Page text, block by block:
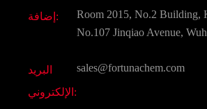
النكهات و عطور
الكيميائية CAS
جميع المواد الكيميائية غرامة
إضافة:
Room 2015, No.2 Building,
No.107 Jinqiao Avenue,
البريد
الإلكتروني:
sales@fortunachem.com